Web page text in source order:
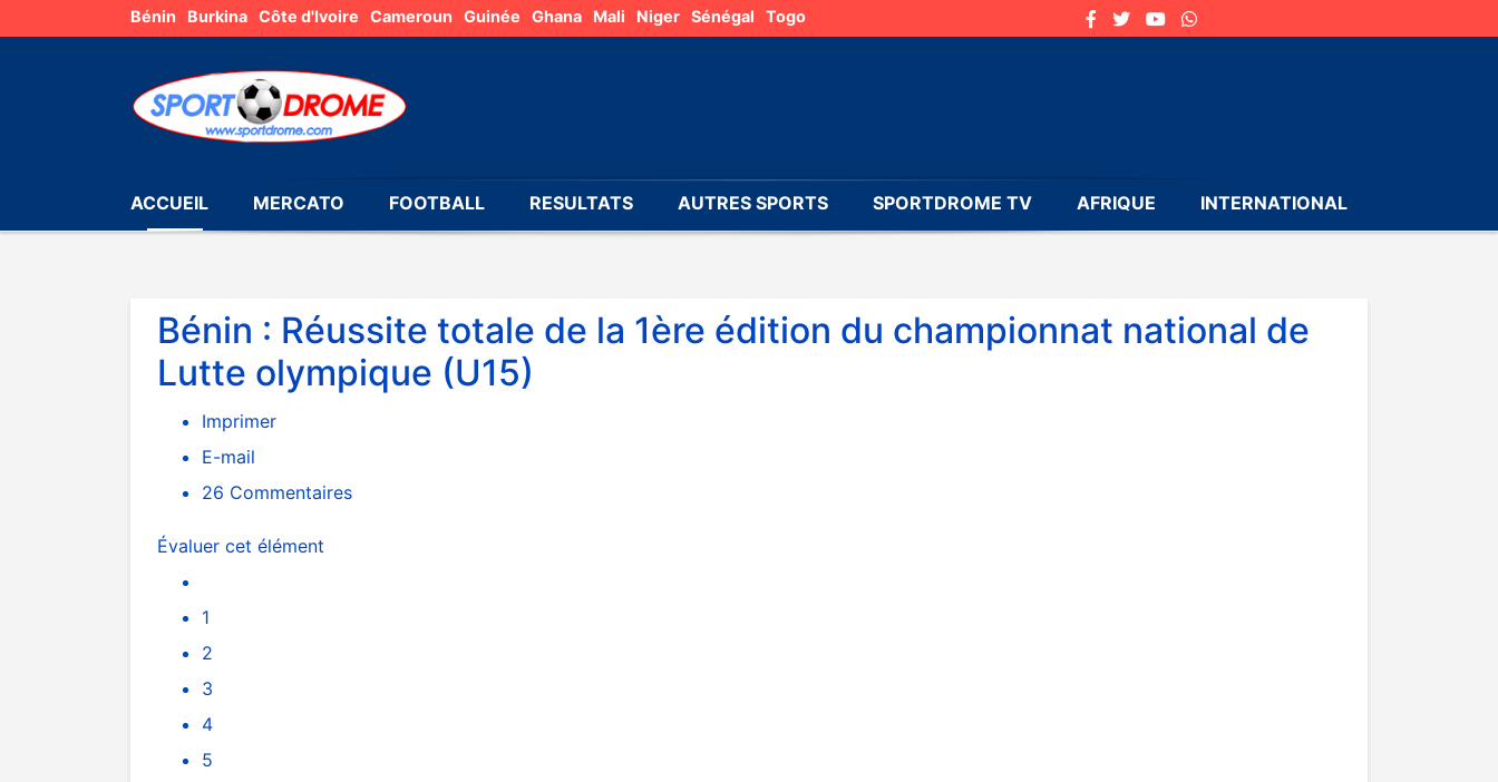
Bénin Burkina Côte d'Ivoire Cameroun Guinée Ghana Mali Niger Sénégal Togo
ACCUEIL MERCATO FOOTBALL RESULTATS AUTRES SPORTS SPORTDROME TV AFRIQUE INTERNATIONAL
Bénin : Réussite totale de la 1ère édition du championnat national de
Lutte olympique (U15)
Imprimer
E-mail
26 Commentaires
Évaluer cet élément
1
2
3
4
5